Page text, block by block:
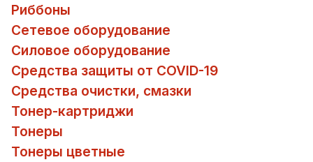
Риббоны
Сетевое оборудование
Силовое оборудование
Средства защиты от COVID-19
Средства очистки, смазки
Тонер-картриджи
Тонеры
Тонеры цветные